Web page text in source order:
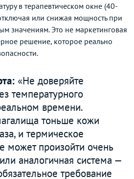
в терапевтическом окне (40-
или снижая мощность при
значениям. Это не маркетинговая
решение, которое реально
«Не доверяйте
температурного
времени.
тоньше кожи
и термическое
может произойти очень
аналогичная система —
требование